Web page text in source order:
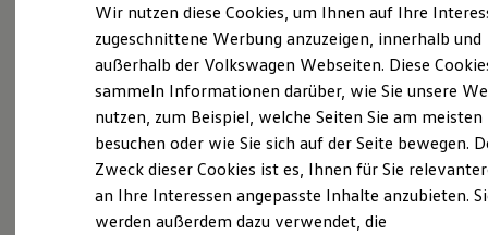
Elektroautos
ID. Tutorials
Elektrofahrzeugkonzepte
Reichweite
Reichweite der ID. Modelle
Reichweite im Winter
Laden
Laden unterwegs
Laden Zuhause
Probefahrt vereinbaren
Fahrzeugangebot anfordern
Wir nutzen diese Cookies, um Ihnen auf Ihre
zugeschnittene Werbung anzuzeigen, innerhalb und
außerhalb der Volkswagen Webseiten. Diese
sammeln Informationen darüber, wie Sie unsere
nutzen, zum Beispiel, welche Seiten Sie am meisten
besuchen oder wie Sie sich auf der Seite bewegen.
Zweck dieser Cookies ist es, Ihnen für Sie
an Ihre Interessen angepasste Inhalte anzubieten.
werden außerdem dazu verwendet, die